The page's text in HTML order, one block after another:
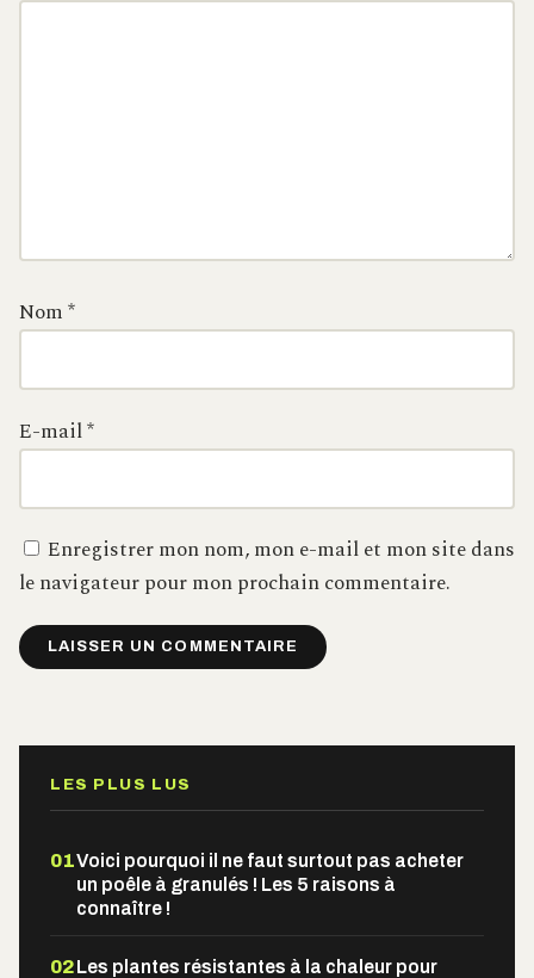
Nom*
E-mail*
Enregistrer mon nom, mon e-mail et mon site dans
le navigateur pour mon prochain commentaire.
LES PLUS LUS
01Voici pourquoi il ne faut surtout pas acheter
un poêle à granulés ! Les 5 raisons à
connaître !
02Les plantes résistantes à la chaleur pour